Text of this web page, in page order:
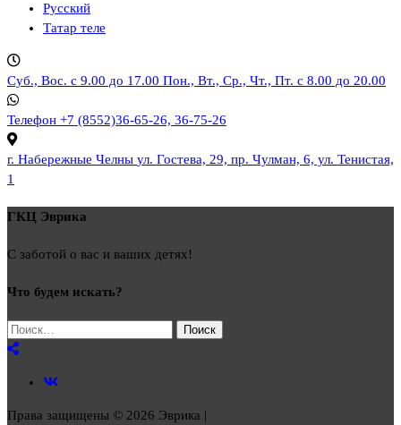
Русский
Татар теле
Суб., Вос. с 9.00 до 17.00 Пон., Вт., Ср., Чт., Пт. с 8.00 до 20.00
Телефон +7 (8552)36-65-26, 36-75-26
г. Набережные Челны ул. Гостева, 29, пр. Чулман, 6, ул. Тенистая,
1
ГКЦ Эврика
С заботой о вас и ваших детях!
Что будем искать?
Найти:
Права защищены © 2026 Эврика |